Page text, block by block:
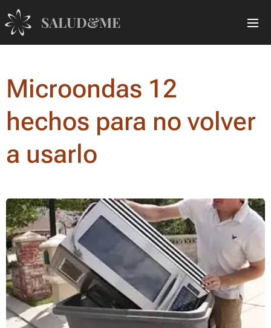
SALUD&ME
Microondas 12
hechos para no volver
a usarlo